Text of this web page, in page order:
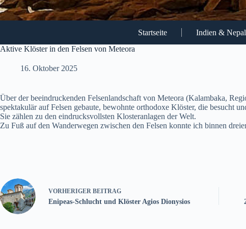
Startseite Indien & Nepal
Aktive Klöster in den Felsen von Meteora
16. Oktober 2025
Über der beeindruckenden Felsenlandschaft von Meteora (Kalambaka,
spektakulär auf Felsen gebaute, bewohnte orthodoxe Klöster, die besucht
Sie zählen zu den eindrucksvollsten Klosteranlagen der Welt.
Zu Fuß auf den Wanderwegen zwischen den Felsen konnte ich binnen
VORHERIGER BEITRAG
Enipeas-Schlucht und Klöster Agios Dionysios